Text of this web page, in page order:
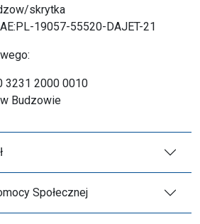
skrytka
19057-55520-DAJET-21
3231 2000 0010
Budzowie
Społecznej